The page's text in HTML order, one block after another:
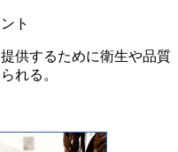
ト
供するために衛生や品質
れる。